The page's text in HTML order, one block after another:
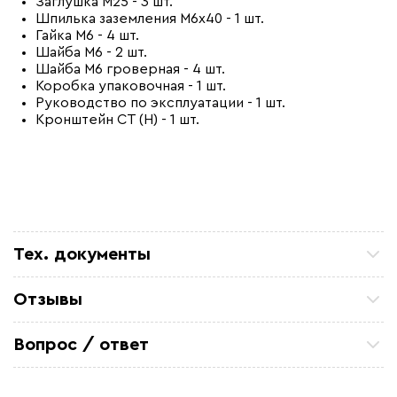
Шпилька заземления М6х40 - 1 шт.
Гайка М6 - 4 шт.
Шайба М6 - 2 шт.
Шайба М6 гроверная - 4 шт.
Коробка упаковочная - 1 шт.
Руководство по эксплуатации - 1 шт.
Кронштейн СТ (Н) - 1 шт.
Тех. документы
Руководство по эксплуатации - TermBox Ex 160N-L
Сертификат соответствия - Коробки TermBox Ex
Отзывы
ТСЖ 15/43 Закупали кабель для очистных
коммуникаций. Все отлично. по цене и срокам
устроило
Вопрос / ответ